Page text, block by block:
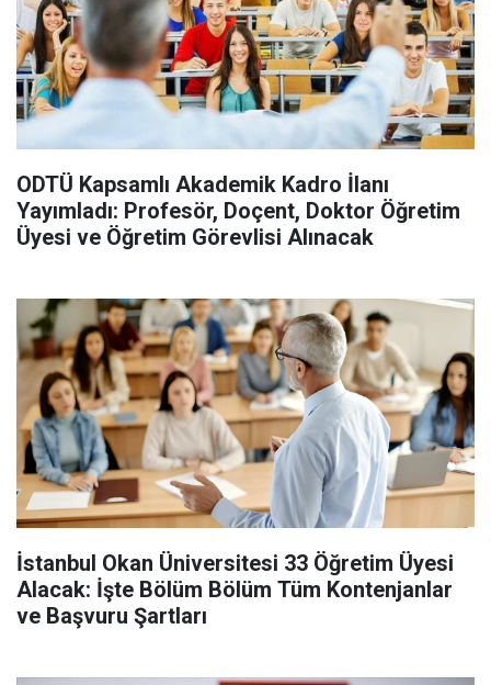
ODTÜ Kapsamlı Akademik Kadro İlanı
Yayımladı: Profesör, Doçent, Doktor Öğretim
Üyesi ve Öğretim Görevlisi Alınacak
İstanbul Okan Üniversitesi 33 Öğretim Üyesi
Alacak: İşte Bölüm Bölüm Tüm Kontenjanlar
ve Başvuru Şartları